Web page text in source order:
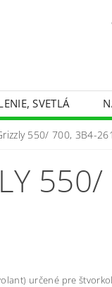
SVETLÁ
550/ 700, 3B4-
určené pre